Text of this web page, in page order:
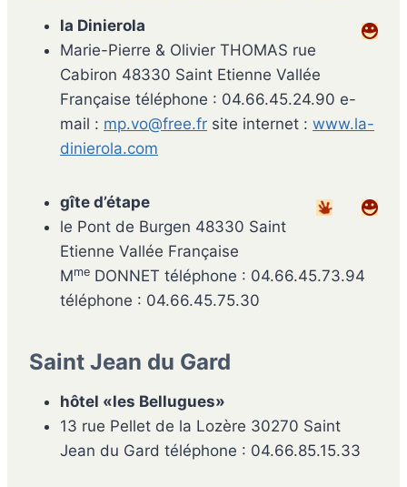
la Dinierola
Marie-Pierre & Olivier THOMAS rue
Cabiron 48330 Saint Etienne Vallée
Française téléphone : 04.66.45.24.90 e-
mail : mp.vo@free.fr site internet : www.la-
dinierola.com
gîte d’étape
le Pont de Burgen 48330 Saint
Etienne Vallée Française
Mme DONNET téléphone : 04.66.45.73.94
téléphone : 04.66.45.75.30
Saint Jean du Gard
hôtel «les Bellugues»
13 rue Pellet de la Lozère 30270 Saint
Jean du Gard téléphone : 04.66.85.15.33